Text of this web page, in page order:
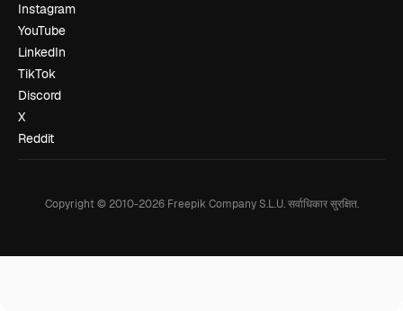
Instagram
YouTube
LinkedIn
TikTok
Discord
X
Reddit
Copyright © 2010-2026Freepik Company S.L.U. सर्वाधिकार सुरक्षित.